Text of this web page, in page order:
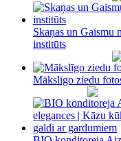
Skaņas un Gaismu
institūts
Mākslīgo ziedu